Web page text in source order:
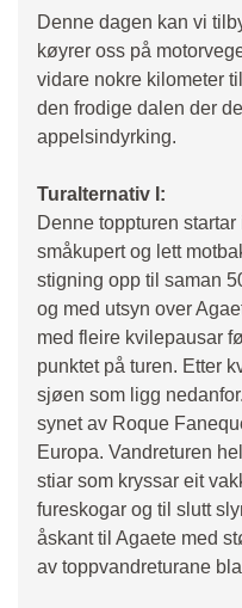
Denne dagen kan vi
køyrer oss på
vidare nokre kilometer
den frodige dalen der
appelsindyrking.
Turalternativ I:
Denne toppturen
småkupert og lett
stigning opp til saman
og med utsyn over
med fleire kvilepausar
punktet på turen. Etter
sjøen som ligg
synet av Roque
Europa. Vandreturen
stiar som kryssar eit
fureskogar og til slutt
åskant til Agaete med
av toppvandreturane